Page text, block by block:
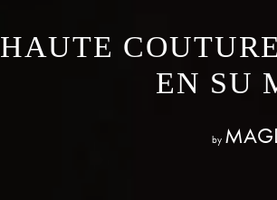
HAUTE
EN SU
by